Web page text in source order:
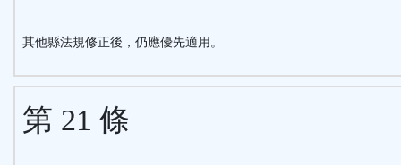
其他縣法規修正後，仍應優先適用。
第 21 條